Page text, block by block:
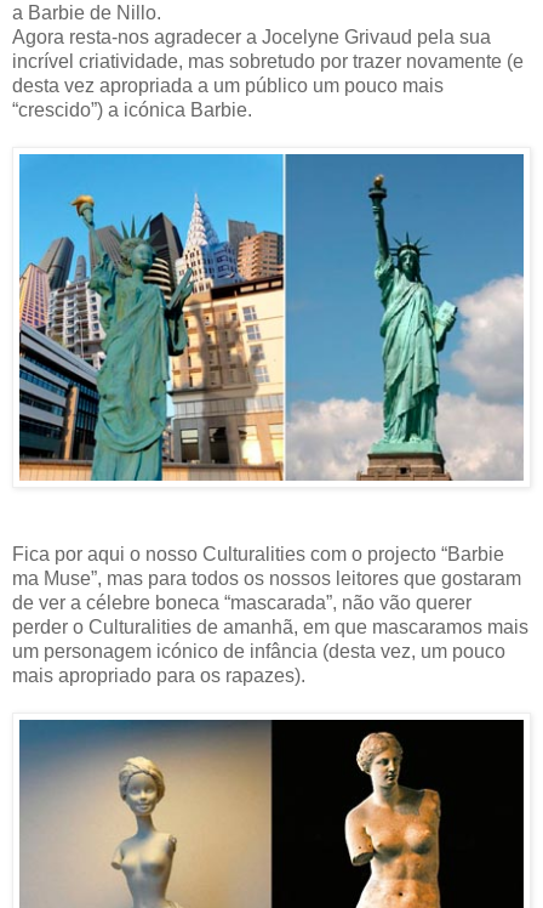
a Barbie de Nillo.
Agora resta-nos agradecer a Jocelyne Grivaud pela sua
incrível criatividade, mas sobretudo por trazer novamente (e
desta vez apropriada a um público um pouco mais
“crescido”) a icónica Barbie.
Fica por aqui o nosso Culturalities com o projecto “Barbie
ma Muse”, mas para todos os nossos leitores que gostaram
de ver a célebre boneca “mascarada”, não vão querer
perder o Culturalities de amanhã, em que mascaramos mais
um personagem icónico de infância (desta vez, um pouco
mais apropriado para os rapazes).